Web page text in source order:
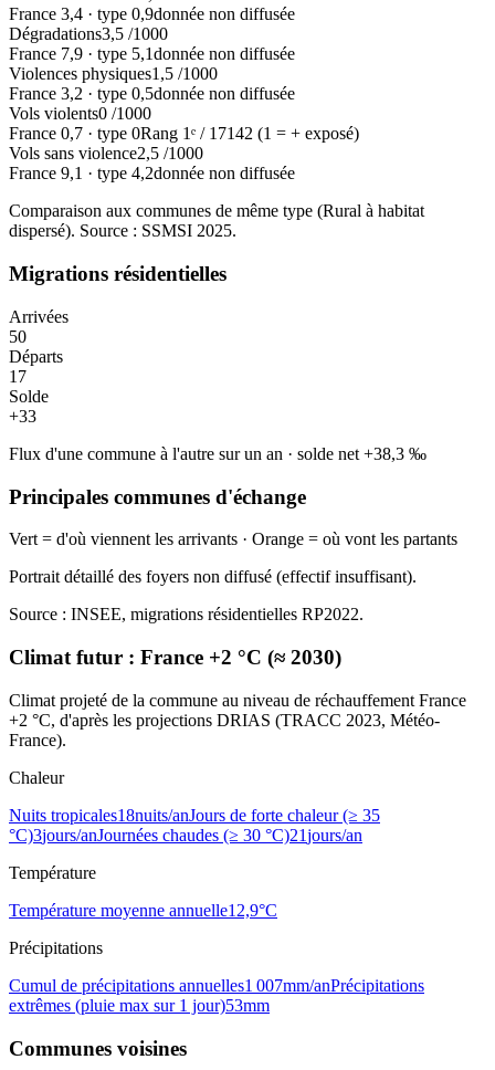
France 3,4 · type 0,9donnée non diffusée
Dégradations3,5 /1000
France 7,9 · type 5,1donnée non diffusée
Violences physiques1,5 /1000
France 3,2 · type 0,5donnée non diffusée
Vols violents0 /1000
France 0,7 · type 0Rang 1ᵉ / 17142 (1 = + exposé)
Vols sans violence2,5 /1000
France 9,1 · type 4,2donnée non diffusée
Comparaison aux communes de même type (Rural à habitat
dispersé). Source : SSMSI 2025.
Migrations résidentielles
Arrivées
50
Départs
17
Solde
+33
Flux d'une commune à l'autre sur un an · solde net +38,3 ‰
Principales communes d'échange
Vert = d'où viennent les arrivants · Orange = où vont les partants
Portrait détaillé des foyers non diffusé (effectif insuffisant).
Source : INSEE, migrations résidentielles RP2022.
Climat futur : France +2 °C (≈ 2030)
Climat projeté de la commune au niveau de réchauffement France
+2 °C, d'après les projections DRIAS (TRACC 2023, Météo-
France).
Chaleur
Nuits tropicales18nuits/anJours de forte chaleur (≥ 35
°C)3jours/anJournées chaudes (≥ 30 °C)21jours/an
Température
Température moyenne annuelle12,9°C
Précipitations
Cumul de précipitations annuelles1 007mm/anPrécipitations
extrêmes (pluie max sur 1 jour)53mm
Communes voisines